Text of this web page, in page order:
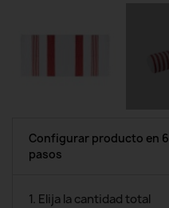
Configurar producto en 6
pasos
1. Elija la cantidad total